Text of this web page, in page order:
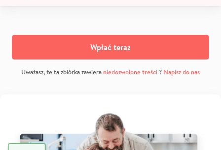
Wpłać teraz
Uważasz, że ta zbiórka zawiera niedozwolone treści? Napisz do nas